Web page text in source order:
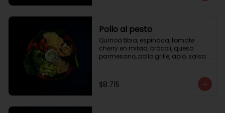
Pollo al pesto
Quínoa tibia, espinaca, tomate
cherry en mitad, brócoli, queso
parmesano, pollo grille, apio, salsa
$8.715